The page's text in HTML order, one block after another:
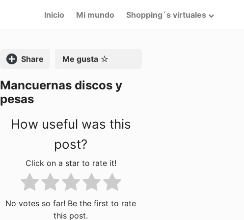
Inicio Mi mundo Shopping´s virtuales
Compartir Me gusta
Mancuernas discos y
pesas
How useful was this
post?
Click on a star to rate it!
No votes so far! Be the first to rate
this post.